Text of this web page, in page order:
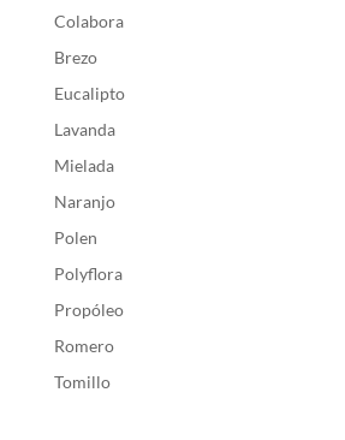
Colabora
Brezo
Eucalipto
Lavanda
Mielada
Naranjo
Polen
Polyflora
Propóleo
Romero
Tomillo